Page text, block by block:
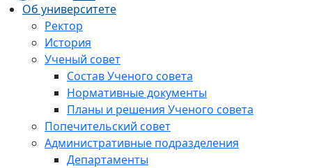
Об университете
Ректор
История
Ученый совет
Состав Ученого совета
Нормативные документы
Планы и решения Ученого совета
Попечительский совет
Административные подразделения
Департаменты